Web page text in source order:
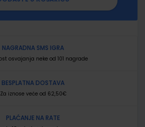
NAGRADNA SMS IGRA
osvajanja neke od 101 nagrade
BESPLATNA DOSTAVA
Za iznose veće od 62,50€
PLAĆANJE NA RATE